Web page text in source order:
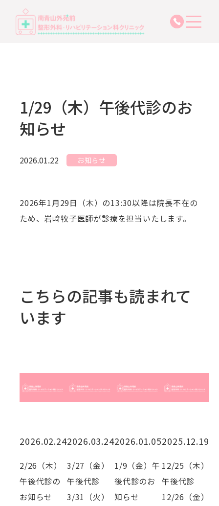
03-6271-
1/29（木）午後代診のお
知らせ
2026.01.22 お知らせ
2026年1月29日（木）の13:30以降は院長不在の
ため、岩﨑牧子医師が診療を担当いたします。
こちらの記事も読まれて
います
2026.02.24
2/26（木）
午後代診の
お知らせ
2026.03.24
3/27（金）
午後代診
3/31（火）
2026.01.05
1/9（金）午
後代診のお
知らせ
2025.12.19
12/25（木）
午後代診
12/26（金）